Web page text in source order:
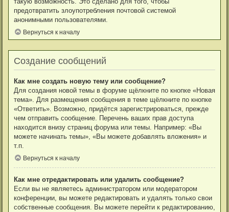
предотвратить злоупотребления почтовой системой
анонимными пользователями.
Вернуться к началу
Создание сообщений
Как мне создать новую тему или сообщение?
Для создания новой темы в форуме щёлкните по кнопке «Новая
тема». Для размещения сообщения в теме щёлкните по кнопке
«Ответить». Возможно, придётся зарегистрироваться, прежде
чем отправить сообщение. Перечень ваших прав доступа
находится внизу страниц форума или темы. Например: «Вы
можете начинать темы», «Вы можете добавлять вложения» и
т.п.
Вернуться к началу
Как мне отредактировать или удалить сообщение?
Если вы не являетесь администратором или модератором
конференции, вы можете редактировать и удалять только свои
собственные сообщения. Вы можете перейти к редактированию,